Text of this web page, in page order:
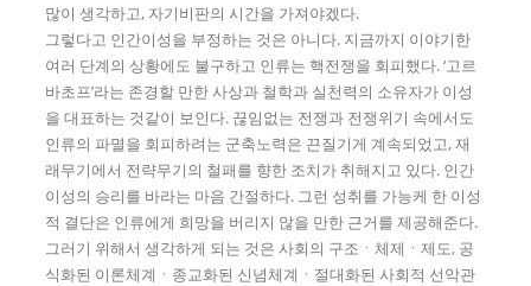
많이 생각하고, 자기비판의 시간을 가져야겠다.
그렇다고 인간이성을 부정하는 것은 아니다. 지금까지 이야기한
여러 단계의 상황에도 불구하고 인류는 핵전쟁을 회피했다. ‘고르
바초프’라는 존경할 만한 사상과 철학과 실천력의 소유자가 이성
을 대표하는 것같이 보인다. 끊임없는 전쟁과 전쟁위기 속에서도
인류의 파멸을 회피하려는 군축노력은 끈질기게 계속되었고, 재
래무기에서 전략무기의 철패를 향한 조치가 취해지고 있다. 인간
이성의 승리를 바라는 마음 간절하다. 그런 성취를 가능케 한 이성
적 결단은 인류에게 희망을 버리지 않을 만한 근거를 제공해준다.
그러기 위해서 생각하게 되는 것은 사회의 구조ㆍ체제ㆍ제도, 공
식화된 이론체계ㆍ종교화된 신념체계ㆍ절대화된 사회적 선악관